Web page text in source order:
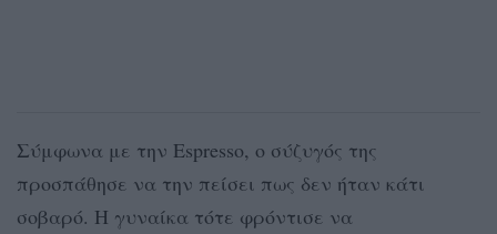
Σύμφωνα με την Espresso, ο σύζυγός της
προσπάθησε να την πείσει πως δεν ήταν κάτι
σοβαρό. Η γυναίκα τότε φρόντισε να